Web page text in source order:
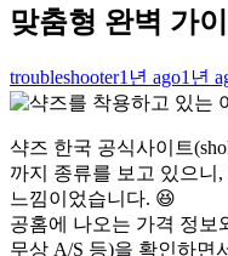
맞춤형 완벽 가
troubleshooter1년 ago1년
샥즈 한국 공식사이트
까지 종류를 보고 있으니
느낌이었습니다. 😆
공홈에 나오는 가격 정보
무상 A/S 등)을 확인하면